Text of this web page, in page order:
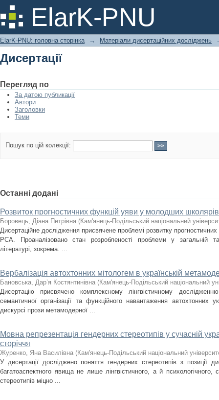
ElarK-PNU
Дисертації
ElarK-PNU: головна сторінка → Матеріали дисертаційних досліджень
Дисертації
Перегляд по
За датою публикації
Автори
Заголовки
Теми
Пошук по цій колекції:
Останні додані
Розвиток прогностичних функцій уяви у молодших
Боровець, Діана Петрівна (Кам'янець-Подільський національний
Дисертаційне дослідження присвячене проблемі розвитку
РСА. Проаналізовано стан розробленості проблеми у загальній та
літературі, зокрема: ...
Вербалізація автохтонних мітологем в українській
Бановська, Дар’я Костянтинівна (Кам'янець-Подільський національний
Дисертацію присвячено комплексному лінгвістичному дослідженню
семантичної організації та функційного навантаження автохтонних
дискурсі прози метамодерної ...
Мовна репрезентація гендерних стереотипів у сучасній
сторіччя
Журенко, Яна Василівна (Кам'янець-Подільський національний
У дисертації досліджено поняття гендерних стереотипів з позиції
багатоаспектного явища не лише лінгвістичного, а й психологічного,
стереотипів міцно ...